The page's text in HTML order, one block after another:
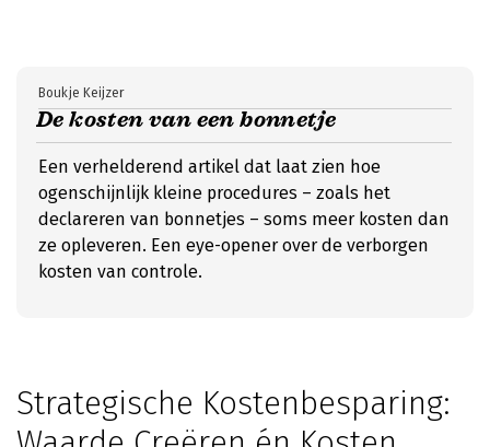
De kosten van een bonnetje
Boukje Keijzer
Een verhelderend artikel dat laat zien hoe
ogenschijnlijk kleine procedures – zoals het
declareren van bonnetjes – soms meer kosten dan
ze opleveren. Een eye-opener over de verborgen
kosten van controle.
Strategische Kostenbesparing: